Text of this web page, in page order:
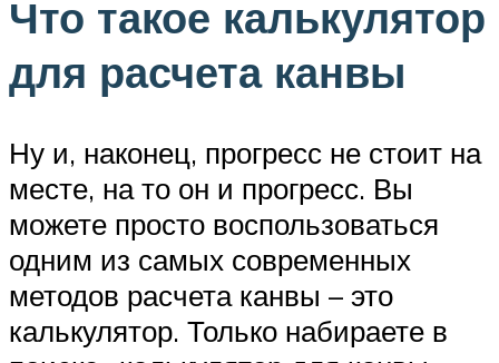
Что такое калькулятор
для расчета канвы
Ну и, наконец, прогресс не стоит на
месте, на то он и прогресс. Вы
можете просто воспользоваться
одним из самых современных
методов расчета канвы – это
калькулятор. Только набираете в